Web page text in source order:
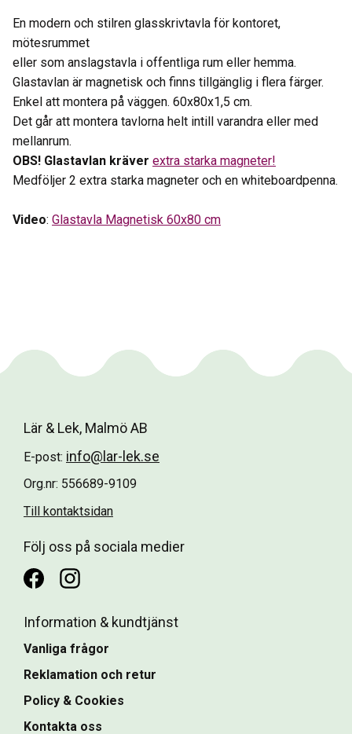
En modern och stilren glasskrivtavla för kontoret,
mötesrummet
eller som anslagstavla i offentliga rum eller hemma.
Glastavlan är magnetisk och finns tillgänglig i flera färger.
Enkel att montera på väggen. 60x80x1,5 cm.
Det går att montera tavlorna helt intill varandra eller med
mellanrum.
OBS! Glastavlan kräver extra starka magneter!
Medföljer 2 extra starka magneter och en whiteboardpenna.
Video: Glastavla Magnetisk 60x80 cm
Lär & Lek, Malmö AB
E-post: info@lar-lek.se
Org.nr: 556689-9109
Till kontaktsidan
Följ oss på sociala medier
Information & kundtjänst
Vanliga frågor
Reklamation och retur
Policy & Cookies
Kontakta oss